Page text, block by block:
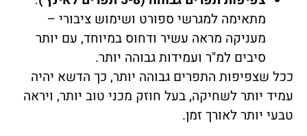
מתאימה למגרשי ספורט ושימוש ציבורי –
מעניקה מראה עשיר ודחוס במיוחד, עם יותר
סיבים למ"ר ועמידות גבוהה יותר.
ככל שצפיפות התפרים גבוהה יותר, כך הדשא יהיה
עמיד יותר לשחיקה, בעל חוזק מכני טוב יותר, ויראה
טבעי יותר לאורך זמן.